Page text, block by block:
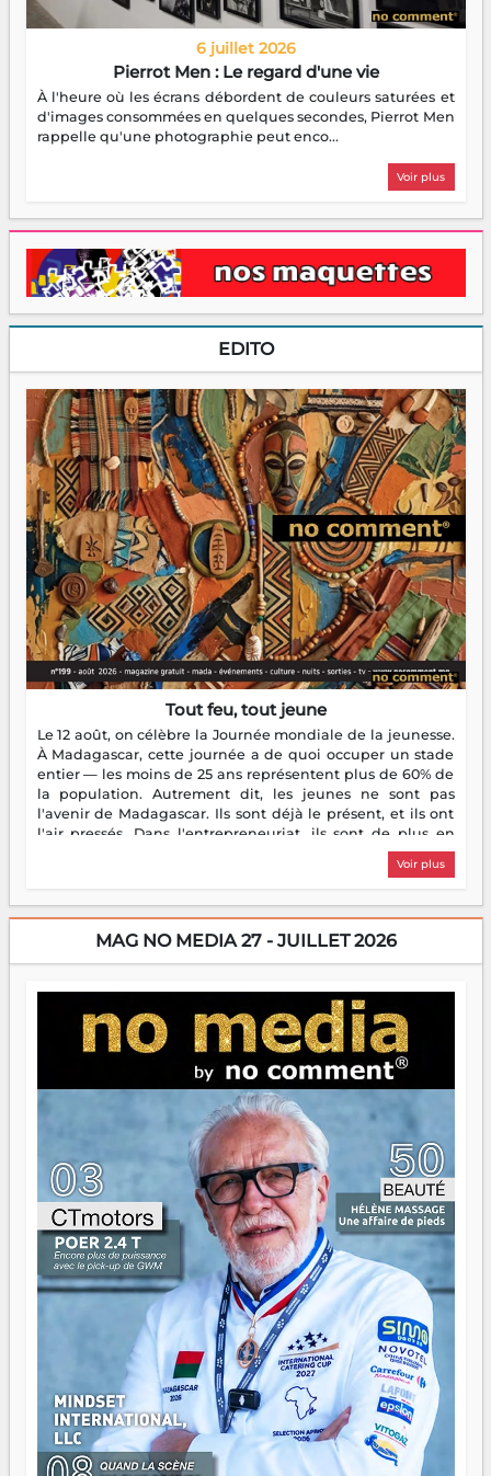
6 juillet 2026
Pierrot Men : Le regard d'une vie
À l'heure où les écrans débordent de couleurs saturées et
d'images consommées en quelques secondes, Pierrot Men
rappelle qu'une photographie peut enco...
Voir plus
EDITO
Tout feu, tout jeune
Le 12 août, on célèbre la Journée mondiale de la jeunesse.
À Madagascar, cette journée a de quoi occuper un stade
entier — les moins de 25 ans représentent plus de 60% de
la population. Autrement dit, les jeunes ne sont pas
l'avenir de Madagascar. Ils sont déjà le présent, et ils ont
l'air pressés. Dans l'entrepreneuriat, ils sont de plus en
plus nombreux à se lancer, à créer, à risquer — souvent
sans filet, souvent sans aide, mais toujours avec cette
dorment vraiment la nuit. En culture, les nouvelles sont
encore meilleures. Aina Rasamoelina vient de décrocher le
Prix RFI Instrumental Afrique. Miangaly Elia rafle le Prix
jeunes qui tiennent la torche. Alors oui, on pourrait
s'arrêter là, applaudir et rentrer chez soi satisfait. Mais ce
serait passer à côté d'une chose essentielle. La fougue, ça
brûle fort — et parfois, ça brûle vite. Une flamme sans
direction peut éclairer autant qu'elle peut consumer. C'est
là que les aînés entrent en scène — pas pour reprendre le
gouvernail, mais pour montrer où sont les récifs. Les jeunes
ont la force, les vieux ont l'expérience, comme on dit. Ce
n'est pas un combat de générations — c'est une question
d'équipage. Partagez vos réussites, mais aussi vos échecs.
Surtout vos échecs, d'ailleurs — ils enseignent mieux que
n'importe quel manuel. À Madagascar, la barque avance.
Il faut juste s'assurer que tout le monde rame dans le
même sens.
Voir plus
MAG NO MEDIA 27 - JUILLET 2026